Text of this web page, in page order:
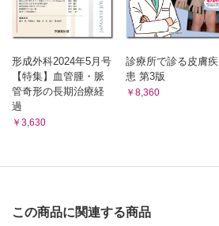
形成外科2024年5月号
【特集】血管腫・脈
管奇形の長期治療経
過
￥3,630
診療所で診る皮膚疾
患 第3版
￥8,360
この商品に関連する商品